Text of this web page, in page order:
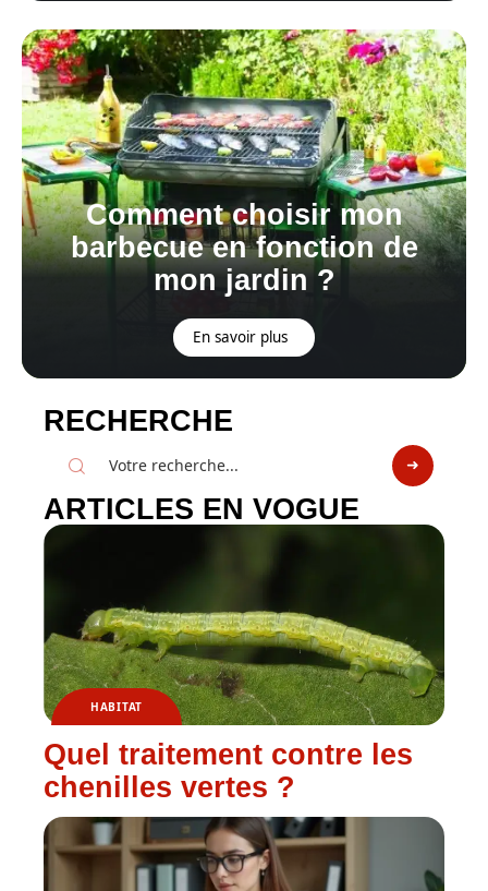
Comment choisir mon
barbecue en fonction de
mon jardin ?
En savoir plus
RECHERCHE
ARTICLES EN VOGUE
HABITAT
Quel traitement contre les
chenilles vertes ?